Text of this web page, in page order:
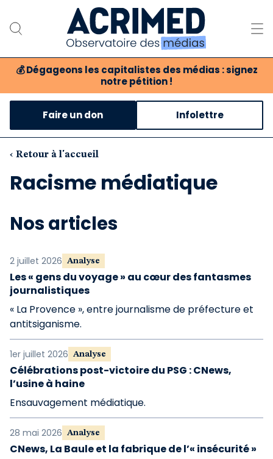
💰 Dégageons les capitalistes des médias : signez
notre pétition !
Notre association
Notre critique des médias
Nos propositions
Notre revue
Boutique
Faire un don Infolettre
‹ Retour à l'accueil
Racisme médiatique
Nos articles
2 juillet 2026 Analyse
Les « gens du voyage » au cœur des fantasmes
journalistiques
« La Provence », entre journalisme de préfecture et
antitsiganisme.
1er juillet 2026 Analyse
Célébrations post-victoire du PSG : CNews,
l’usine à haine
Ensauvagement médiatique.
28 mai 2026 Analyse
CNews, La Baule et la fabrique de l’« insécurité »